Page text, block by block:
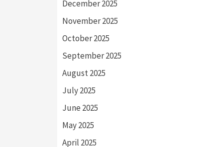
December 2025
November 2025
October 2025
September 2025
August 2025
July 2025
June 2025
May 2025
April 2025